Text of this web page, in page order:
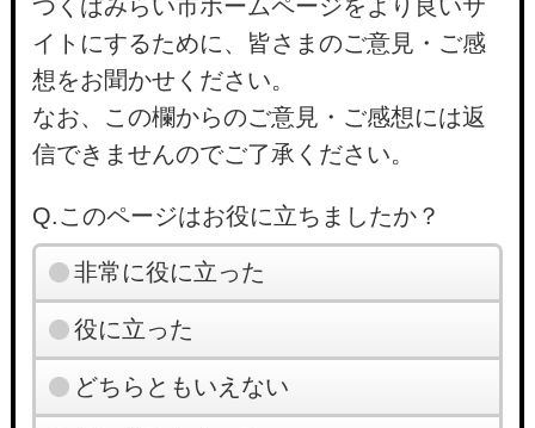
つくばみらい市ホームページをより良いサ
イトにするために、皆さまのご意見・ご感
想をお聞かせください。
なお、この欄からのご意見・ご感想には返
信できませんのでご了承ください。
Q.このページはお役に立ちましたか？
非常に役に立った
役に立った
どちらともいえない